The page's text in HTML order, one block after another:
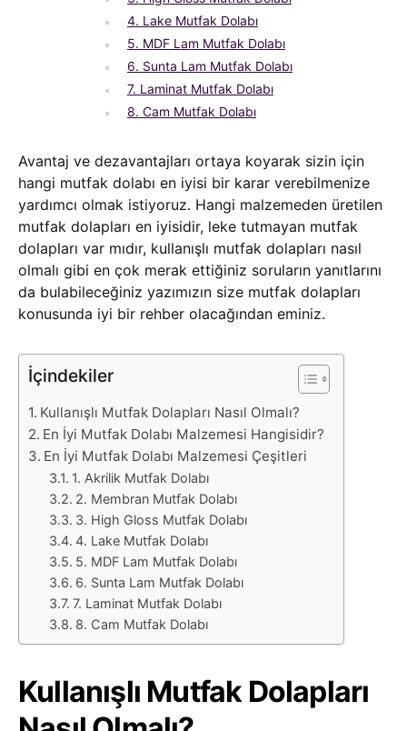
4. Lake Mutfak Dolabı
5. MDF Lam Mutfak Dolabı
6. Sunta Lam Mutfak Dolabı
7. Laminat Mutfak Dolabı
8. Cam Mutfak Dolabı
Avantaj ve dezavantajları ortaya koyarak sizin için
hangi mutfak dolabı en iyisi bir karar verebilmenize
yardımcı olmak istiyoruz. Hangi malzemeden üretilen
mutfak dolapları en iyisidir, leke tutmayan mutfak
dolapları var mıdır, kullanışlı mutfak dolapları nasıl
olmalı gibi en çok merak ettiğiniz soruların yanıtlarını
da bulabileceğiniz yazımızın size mutfak dolapları
konusunda iyi bir rehber olacağından eminiz.
İçindekiler
Kullanışlı Mutfak Dolapları Nasıl Olmalı?
En İyi Mutfak Dolabı Malzemesi Hangisidir?
En İyi Mutfak Dolabı Malzemesi Çeşitleri
1. Akrilik Mutfak Dolabı
2. Membran Mutfak Dolabı
3. High Gloss Mutfak Dolabı
4. Lake Mutfak Dolabı
5. MDF Lam Mutfak Dolabı
6. Sunta Lam Mutfak Dolabı
7. Laminat Mutfak Dolabı
8. Cam Mutfak Dolabı
Kullanışlı Mutfak Dolapları